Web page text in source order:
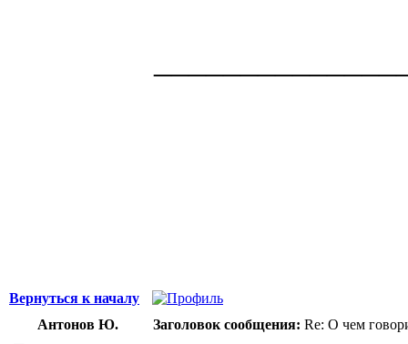
Вернуться к началу
Антонов Ю.
Заголовок сообщения: Re: О чем